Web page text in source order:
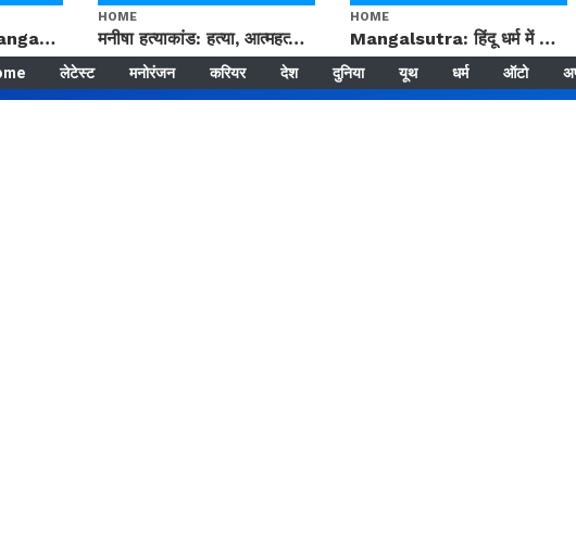
हम सनातनी..." सांसद kangana Ranaut से क्या बोली लड़की? Viral Jantar-Mantar | CJP protest
HOME
मनीषा हत्याकांड: हत्या, आत्महत्या या कोई बड़ा राज? | Full Story | Josh Haryana
HOME
Mangalsutra: हिंदू धर्म में शादी के बाद मंगलसूत्र क्यों पहनती है महिलाएं, किसने शुरु की ये परंपरा
लेटेस्ट मनोरंजन करियर देश दुनिया यूथ धर्म ऑटो